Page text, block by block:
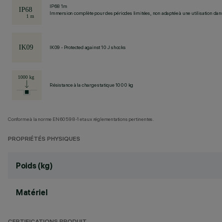
IP68 1m
Immersion complète pour des périodes limitées, non adaptée à une utilisation
IK09 - Protected against 10 J shocks
Résistance à la charge statique 1000 kg
Conforme à la norme EN60598-1 et aux réglementations pertinentes.
PROPRIÉTÉS PHYSIQUES
Poids (kg)
Matériel